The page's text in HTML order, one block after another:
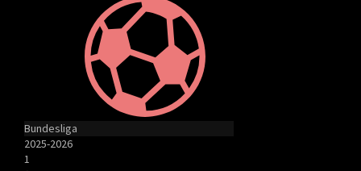
Bundesliga
2025-2026
1